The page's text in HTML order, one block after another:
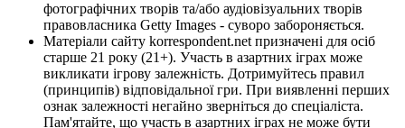
фотографічних творів та/або аудіовізуальних творів
правовласника Getty Images - суворо забороняється.
Матеріали сайту korrespondent.net призначені для осіб
старше 21 року (21+). Участь в азартних іграх може
викликати ігрову залежність. Дотримуйтесь правил
(принципів) відповідальної гри. При виявленні перших
ознак залежності негайно зверніться до спеціаліста.
Пам'ятайте, що участь в азартних іграх не може бути